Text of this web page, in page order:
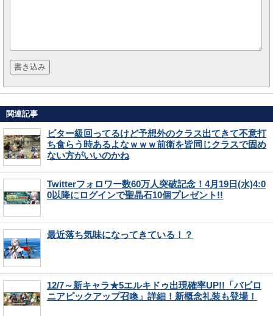
関連記事
ビター級回ってるけど予想外のクラス出てきて不意打
ち食らう時あるよなｗｗｗ前衛を皆同じクラスで固め
ない方がいいのかね
Twitterフォロワー数60万人突破記念！4月19日(水)4:0
0以降にログインで聖晶石10個プレゼント!!
最近落ち気味になってきている！？
12/7～新キャラ★5エルキドゥ出現確率UP!!「バビロ
ニアピックアップ召喚」詳細！新概念礼装も登場！